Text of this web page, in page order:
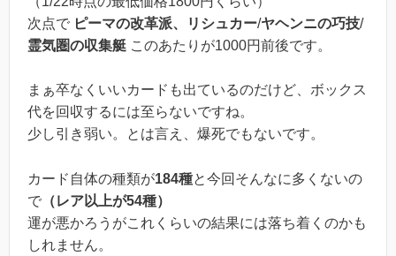
次点で ピーマの改革派、リシュカー/ヤヘンニの巧技/
霊気圏の収集艇 このあたりが1000円前後です。
まぁ卒なくいいカードも出ているのだけど、ボックス
代を回収するには至らないですね。
少し引き弱い。とは言え、爆死でもないです。
カード自体の種類が184種と今回そんなに多くないの
で （レア以上が54種）
運が悪かろうがこれくらいの結果には落ち着くのかも
しれません。